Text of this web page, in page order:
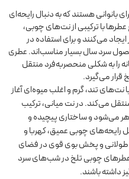
بانوانی هستند که به دنبال رایحه‌ای
با ترکیبی از نت‌های چوبی،
می‌کنند و برای استفاده در
سرد سال بسیار مناسب‌اند. عطری
به شکلی منحصر‌به‌فرد منتقل
قرار می‌گیرد.
نت‌های تند، گرم و اغلب میوه‌ای آغاز
می‌کند. در نت میانی، ترکیب
می‌شود و ساختاری پیچیده و
رایحه‌های چوبی عمیق، کهربا و
طولانی و پخش بوی قوی در فضای
چوبی تلخ در شب‌های سرد
داشته باشند.